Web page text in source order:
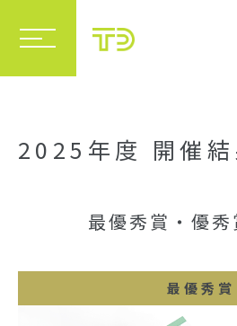
2025年度 開催結
最優秀賞・優秀
最優秀賞